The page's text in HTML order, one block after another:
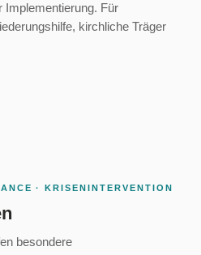
Implementierung. Für
kirchliche Träger
· KRISENINTERVENTION
besondere